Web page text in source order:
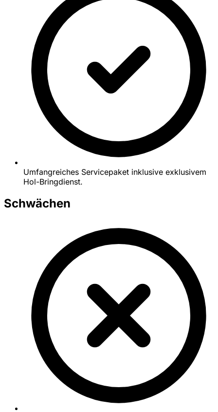
Umfangreiches Servicepaket inklusive exklusivem
Hol-Bringdienst.
Schwächen